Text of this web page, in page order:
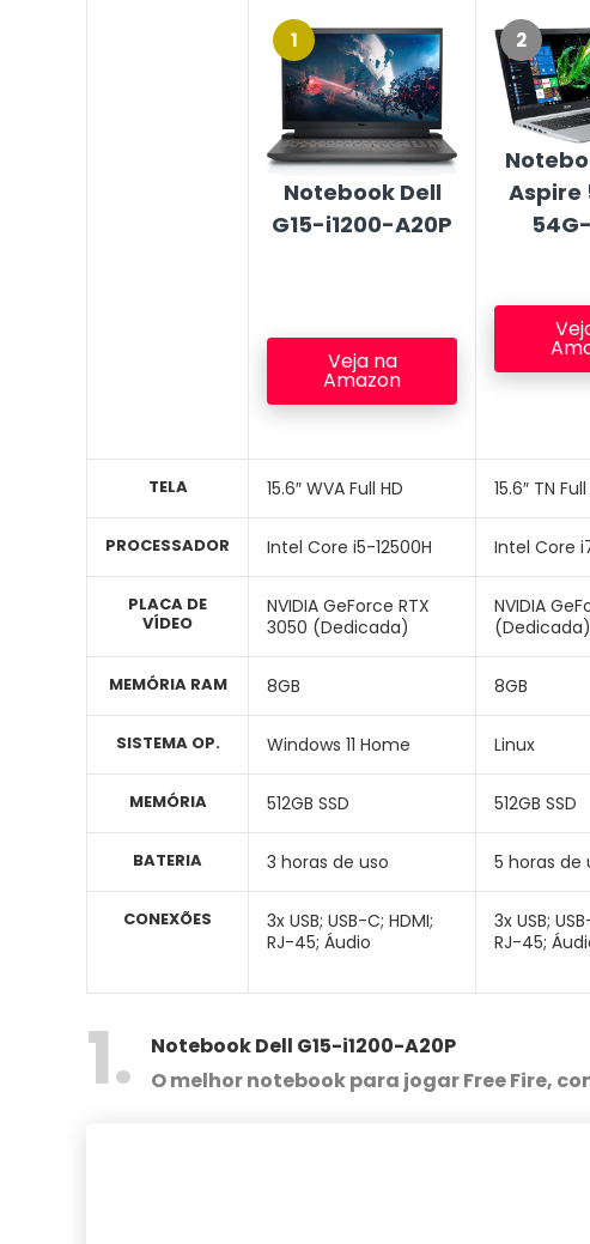
TELA
PROCESSADOR
PLACA DE
VÍDEO
MEMÓRIA RAM
SISTEMA OP.
MEMÓRIA
BATERIA
CONEXÕES
1
Notebook Dell
G15-i1200-A20P
Veja na
Amazon
15.6″ WVA Full HD
Intel Core i5-12500H
NVIDIA GeForce RTX
3050 (Dedicada)
8GB
Windows 11 Home
512GB SSD
3 horas de uso
3x USB; USB-C; HDMI;
RJ-45; Áudio
2
Aspire
15.6″ TN
Intel Core
NVIDIA
(Dedicada)
8GB
Linux
512GB SSD
5 horas de
3x USB;
RJ-45;
1
Notebook Dell G15-i1200-A20P
O melhor notebook para jogar Free Fire,